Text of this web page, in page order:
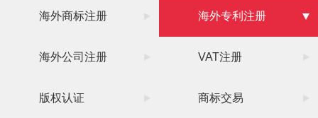
海外商标注册 海外专利注册
海外公司注册 VAT注册
版权认证 商标交易